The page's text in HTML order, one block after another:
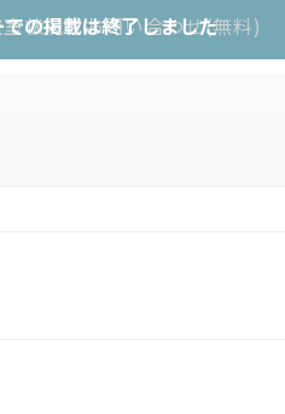
状況をお問い合わせ(無料)
の掲載は終了しました